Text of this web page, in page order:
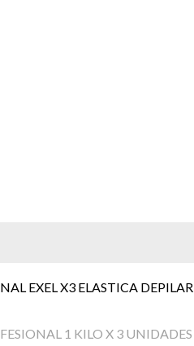
EXEL X3 ELASTICA DEPILAR
1 KILO X 3 UNIDADES